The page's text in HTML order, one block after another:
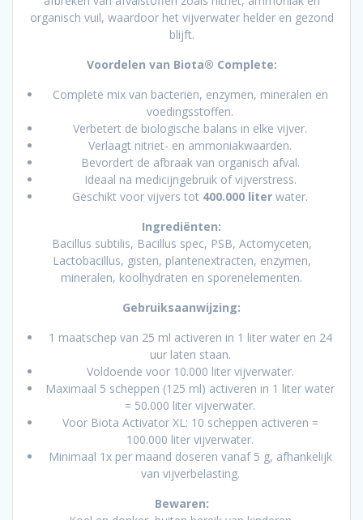
organisch vuil, waardoor het vijverwater helder en gezond
blijft.
Voordelen van Biota® Complete:
Complete mix van bacteriën, enzymen, mineralen en
voedingsstoffen.
Verbetert de biologische balans in elke vijver.
Verlaagt nitriet- en ammoniakwaarden.
Bevordert de afbraak van organisch afval.
Ideaal na medicijngebruik of vijverstress.
Geschikt voor vijvers tot 400.000 liter water.
Ingrediënten:
Bacillus subtilis, Bacillus spec, PSB, Actomyceten,
Lactobacillus, gisten, plantenextracten, enzymen,
mineralen, koolhydraten en sporenelementen.
Gebruiksaanwijzing:
1 maatschep van 25 ml activeren in 1 liter water en 24
uur laten staan.
Voldoende voor 10.000 liter vijverwater.
Maximaal 5 scheppen (125 ml) activeren in 1 liter water
= 50.000 liter vijverwater.
Voor Biota Activator XL: 10 scheppen activeren =
100.000 liter vijverwater.
Minimaal 1x per maand doseren vanaf 5 g, afhankelijk
van vijverbelasting.
Bewaren: